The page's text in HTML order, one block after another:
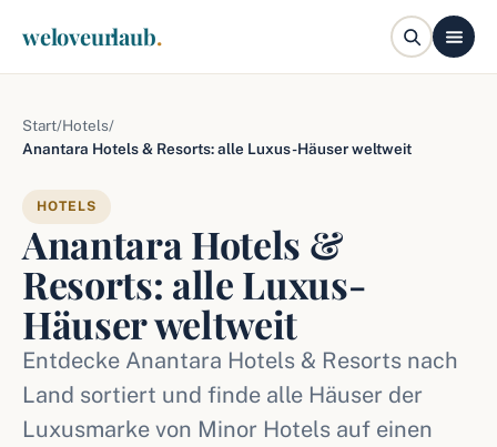
weloveurlaub.
Start/Hotels/
Anantara Hotels & Resorts: alle Luxus-Häuser weltweit
HOTELS
Anantara Hotels &
Resorts: alle Luxus-
Häuser weltweit
Entdecke Anantara Hotels & Resorts nach
Land sortiert und finde alle Häuser der
Luxusmarke von Minor Hotels auf einen